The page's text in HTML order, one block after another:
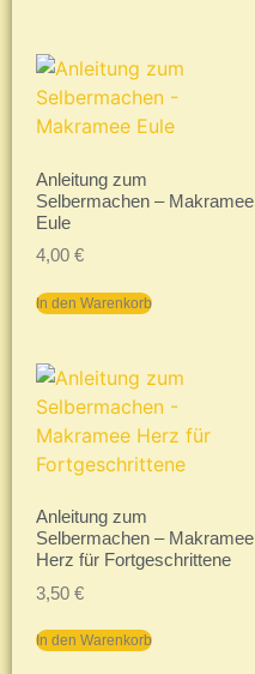
Anleitung zum
Selbermachen – Makramee
Eule
4,00 €
In den Warenkorb
Anleitung zum
Selbermachen – Makramee
Herz für Fortgeschrittene
3,50 €
In den Warenkorb